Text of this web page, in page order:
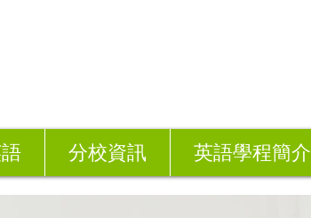
分校資訊 英語學程簡介